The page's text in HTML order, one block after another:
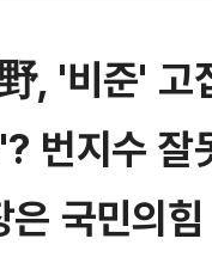
, '비준' 고
번지수 잘
은 국민의